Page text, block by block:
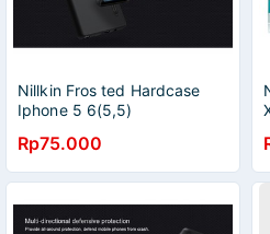
Nillkin Fros ted Hardcase
Iphone 5 6(5,5)
Rp75.000